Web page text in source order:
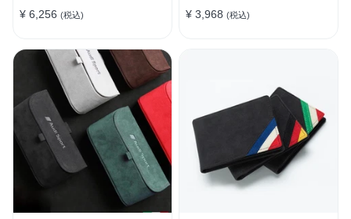
¥ 6,256 (税込) ¥ 3,968 (税込)